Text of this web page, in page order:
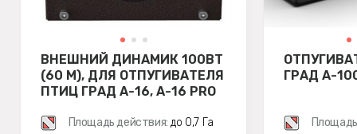
ВНЕШНИЙ ДИНАМИК 100ВТ
(60 М), ДЛЯ ОТПУГИВАТЕЛЯ
ПТИЦ ГРАД А-16, A-16 PRO
Площадь действия: до 0,7 Га
ГРАД А-